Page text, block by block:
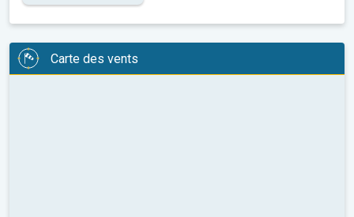
Carte des vents